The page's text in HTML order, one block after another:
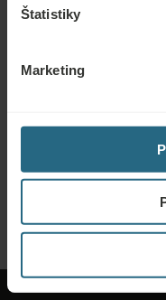
Štatistiky
Marketing
vám poskytneme